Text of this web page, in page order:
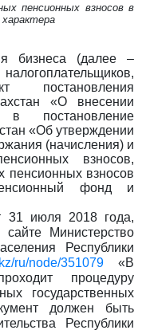
пенсионных взносов в
характера
бизнеса (далее –
постановления
«О внесении
постановление
«Об утверждении
(начисления) и
взносов,
пенсионных взносов
фонд и
31 июля 2018 года,
Министерство
Республики
ru/node/351079«В
процедуру
государственных
должен быть
Республики